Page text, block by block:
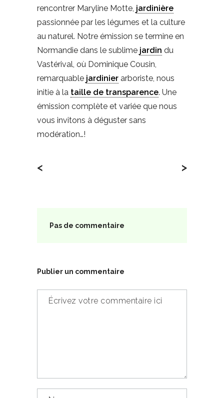
rencontrer Maryline Motte, jardinière
passionnée par les légumes et la culture
au naturel. Notre émission se termine en
Normandie dans le sublime jardin du
Vastérival, où Dominique Cousin,
remarquable jardinier arboriste, nous
initie à la taille de transparence. Une
émission complète et variée que nous
vous invitons à déguster sans
modération…!
< >
Pas de commentaire
Publier un commentaire